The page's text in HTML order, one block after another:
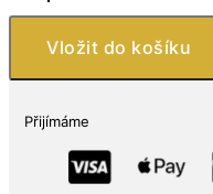
80
oz
Vložit do košíku
Přijímáme